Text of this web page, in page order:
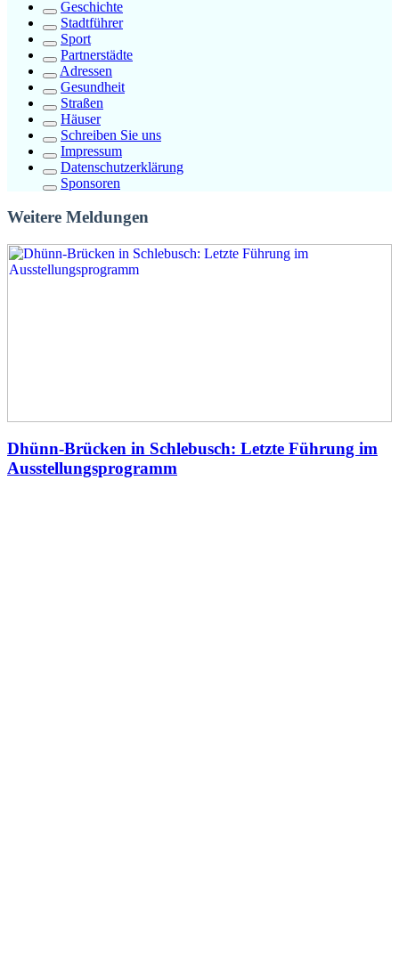
Geschichte
Stadtführer
Sport
Partnerstädte
Adressen
Gesundheit
Straßen
Häuser
Schreiben Sie uns
Impressum
Datenschutzerklärung
Sponsoren
Weitere Meldungen
Dhünn-Brücken in Schlebusch: Letzte Führung im
Ausstellungsprogramm